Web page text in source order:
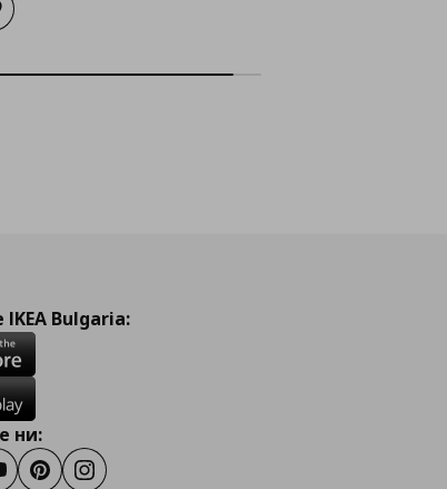
кошницатакъм списъка с любими
Bulgaria:
ни:
PinterestInstagram